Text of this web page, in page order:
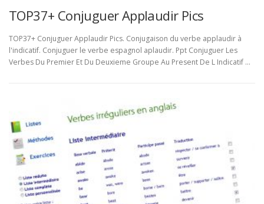
TOP37+ Conjuguer Applaudir Pics
TOP37+ Conjuguer Applaudir Pics. Conjugaison du verbe applaudir à
l'indicatif. Conjuguer le verbe espagnol aplaudir. Ppt Conjuguer Les
Verbes Du Premier Et Du Deuxieme Groupe Au Present De L Indicatif …